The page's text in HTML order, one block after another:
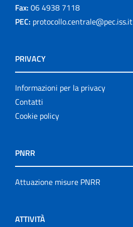
Fax: 06 4938 7118
PEC: protocollo.centrale@pec.iss.it
PRIVACY
Informazioni per la privacy
Contatti
Cookie policy
PNRR
Attuazione misure PNRR
ATTIVITÀ